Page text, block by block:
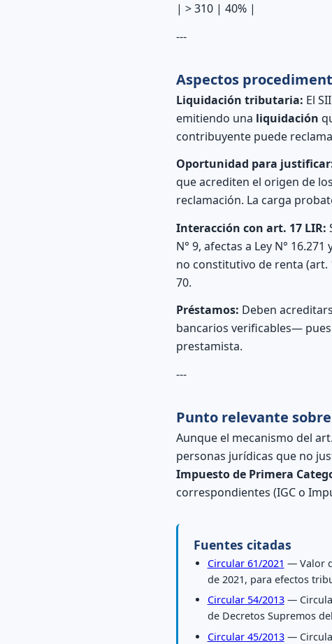
| > 310 | 40% |
---
Aspectos
Liquidación tributaria: El
emitiendo una liquidación
contribuyente puede
Oportunidad para
que acrediten el origen de
reclamación. La carga
Interacción con art. 17 LIR:
N° 9, afectas a Ley N°
no constitutivo de renta (art.
70.
Préstamos: Deben
bancarios verificables—
prestamista.
---
Punto relevante
Aunque el mecanismo del
personas jurídicas que no
Impuesto de Primera
correspondientes (IGC o
Fuentes citadas
Circular 61/2021 — Valor
de 2021, para efectos
Circular 54/2013—
de Decretos Supremos
Circular 45/2013—